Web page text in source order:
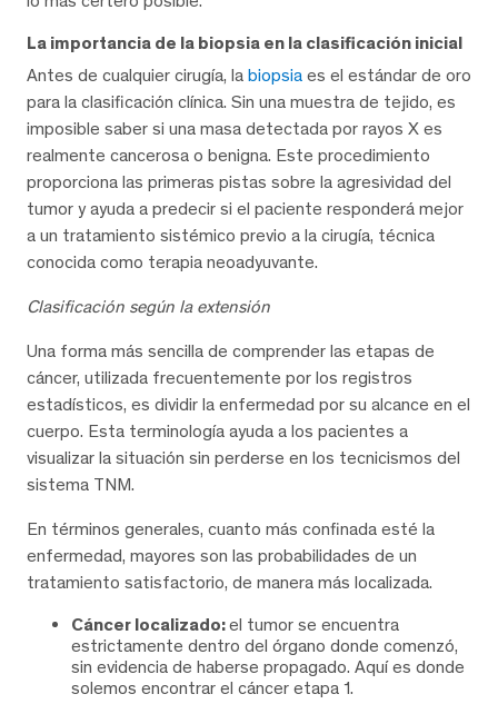
La importancia de la biopsia en la clasificación inicial
Antes de cualquier cirugía, la biopsia es el estándar de oro
para la clasificación clínica. Sin una muestra de tejido, es
imposible saber si una masa detectada por rayos X es
realmente cancerosa o benigna. Este procedimiento
proporciona las primeras pistas sobre la agresividad del
tumor y ayuda a predecir si el paciente responderá mejor
a un tratamiento sistémico previo a la cirugía, técnica
conocida como terapia neoadyuvante.
Clasificación según la extensión
Una forma más sencilla de comprender las etapas de
cáncer, utilizada frecuentemente por los registros
estadísticos, es dividir la enfermedad por su alcance en el
cuerpo. Esta terminología ayuda a los pacientes a
visualizar la situación sin perderse en los tecnicismos del
sistema TNM.
En términos generales, cuanto más confinada esté la
enfermedad, mayores son las probabilidades de un
tratamiento satisfactorio, de manera más localizada.
Cáncer localizado:el tumor se encuentra
estrictamente dentro del órgano donde comenzó,
sin evidencia de haberse propagado. Aquí es donde
solemos encontrar el cáncer etapa 1.